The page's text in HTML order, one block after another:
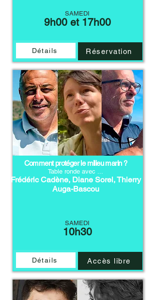
SAMEDI
9h00 et 17h00
Détails Réservation
Comment protéger le milieu marin ?
Table ronde avec ...
Frédéric Cadène, Diane Sorel, Thierry
Auga-Bascou
SAMEDI
10h30
Détails Accès libre